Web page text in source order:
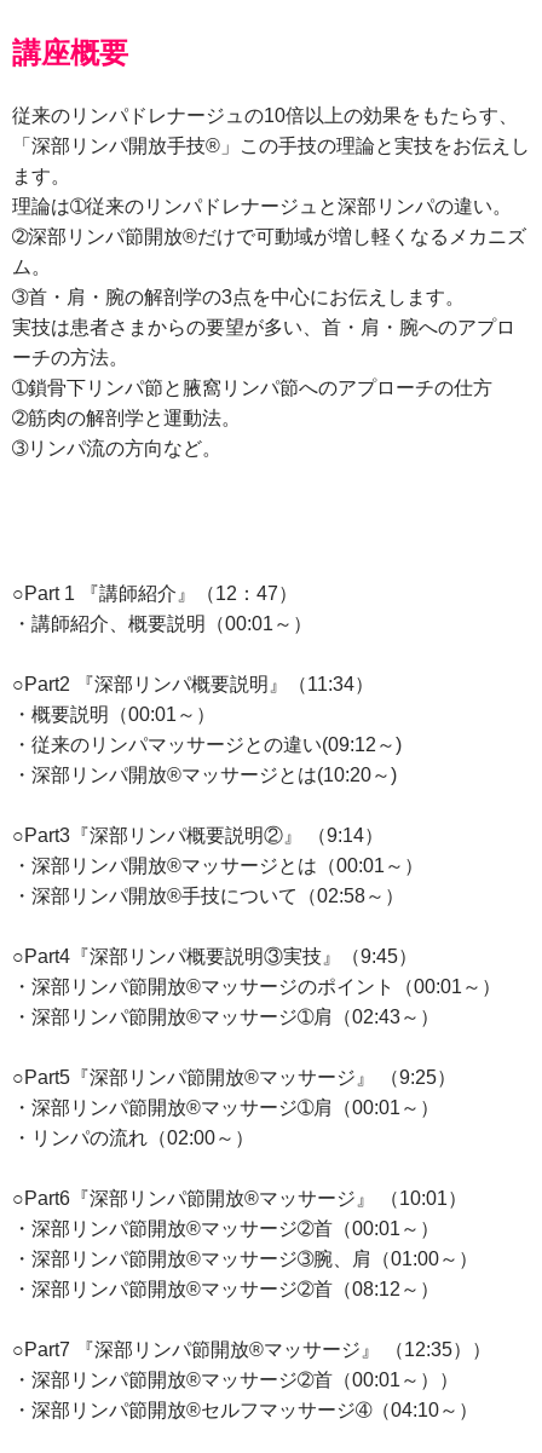
講座概要
従来のリンパドレナージュの10倍以上の効果をもたらす、
「深部リンパ開放手技®︎」この手技の理論と実技をお伝えし
ます。
理論は➀従来のリンパドレナージュと深部リンパの違い。
➁深部リンパ節開放®︎だけで可動域が増し軽くなるメカニズ
ム。
➂首・肩・腕の解剖学の3点を中心にお伝えします。
実技は患者さまからの要望が多い、首・肩・腕へのアプロ
ーチの方法。
➀鎖骨下リンパ節と腋窩リンパ節へのアプローチの仕方
➁筋肉の解剖学と運動法。
➂リンパ流の方向など。
○Part 1 『講師紹介』（12：47）
・講師紹介、概要説明（00:01～）
○Part2 『深部リンパ概要説明』（11:34）
・概要説明（00:01～）
・従来のリンパマッサージとの違い(09:12～)
・深部リンパ開放®︎マッサージとは(10:20～)
○Part3『深部リンパ概要説明②』 （9:14）
・深部リンパ開放®︎マッサージとは（00:01～）
・深部リンパ開放®︎手技について（02:58～）
○Part4『深部リンパ概要説明③実技』（9:45）
・深部リンパ節開放®︎マッサージのポイント（00:01～）
・深部リンパ節開放®︎マッサージ➀肩（02:43～）
○Part5『深部リンパ節開放®︎マッサージ』 （9:25）
・深部リンパ節開放®︎マッサージ➀肩（00:01～）
・リンパの流れ（02:00～）
○Part6『深部リンパ節開放®︎マッサージ』 （10:01）
・深部リンパ節開放®︎マッサージ➁首（00:01～）
・深部リンパ節開放®︎マッサージ➂腕、肩（01:00～）
・深部リンパ節開放®︎マッサージ➁首（08:12～）
○Part7 『深部リンパ節開放®︎マッサージ』 （12:35））
・深部リンパ節開放®︎マッサージ➁首（00:01～））
・深部リンパ節開放®︎セルフマッサージ➃（04:10～）